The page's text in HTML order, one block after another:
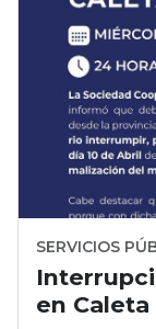
SERVICIOS
en Caleta